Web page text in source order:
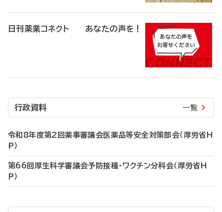
日刊薬業コネクト あなたの声を！
行政資料 一覧
令和8年度第2回薬事審議会医薬品等安全対策部会（厚労省H
P）
第66回厚生科学審議会予防接種・ワクチン分科会（厚労省H
P）